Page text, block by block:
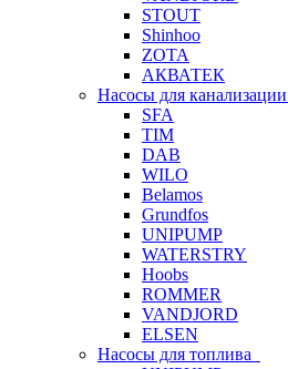
STOUT
Shinhoo
ZOTA
АКВАТЕК
Насосы для канализации
SFA
TIM
DAB
WILO
Belamos
Grundfos
UNIPUMP
WATERSTRY
Hoobs
ROMMER
VANDJORD
ELSEN
Насосы для топлива